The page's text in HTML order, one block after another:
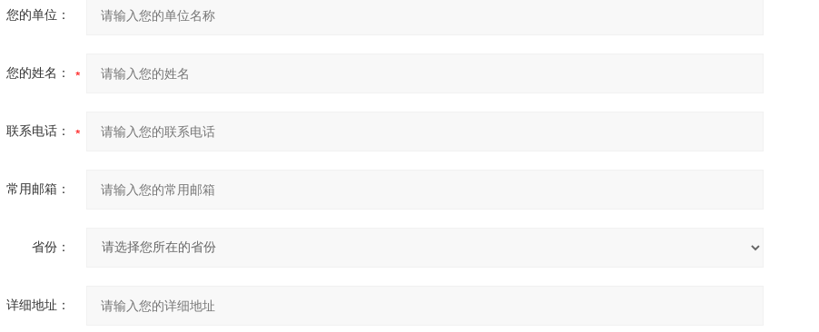
您的单位：
您的姓名：
联系电话：
常用邮箱：
省份：
详细地址：